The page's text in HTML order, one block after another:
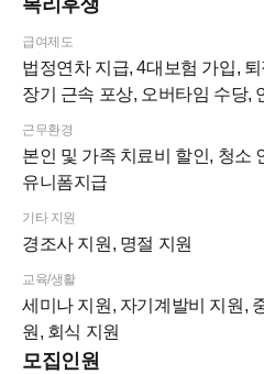
복리후생
급여제도
법정연차 지급, 4대보험 가입,
장기 근속 포상, 오버타임 수당,
근무환경
본인 및 가족 치료비 할인, 청소
유니폼지급
기타 지원
경조사 지원, 명절 지원
교육/생활
세미나 지원, 자기계발비 지원,
원, 회식 지원
모집인원